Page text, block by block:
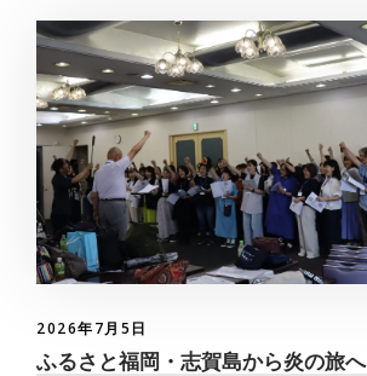
2026年7月5日
ふるさと福岡・志賀島から炎の旅へ